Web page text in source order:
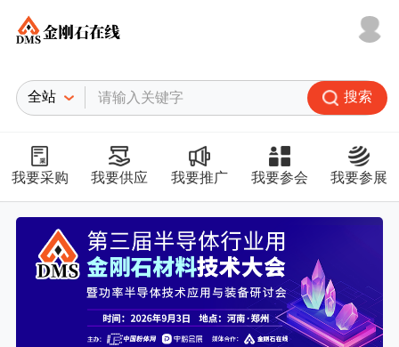
搜索
我要采购 我要供应 我要推广 我要参会 我要参展